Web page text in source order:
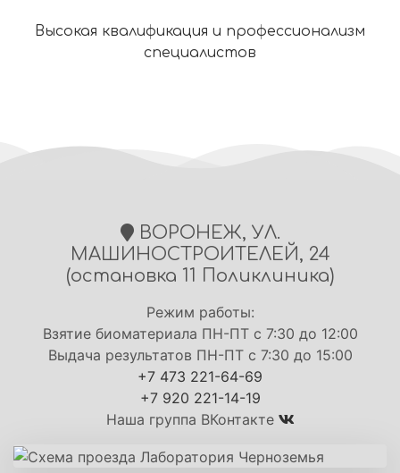
Высокая квалификация и профессионализм
специалистов
ВОРОНЕЖ, УЛ.
МАШИНОСТРОИТЕЛЕЙ, 24
(остановка 11 Поликлиника)
Режим работы:
Взятие биоматериала ПН-ПТ с 7:30 до 12:00
Выдача результатов ПН-ПТ с 7:30 до 15:00
+7 473 221-64-69
+7 920 221-14-19
Наша группа ВКонтакте